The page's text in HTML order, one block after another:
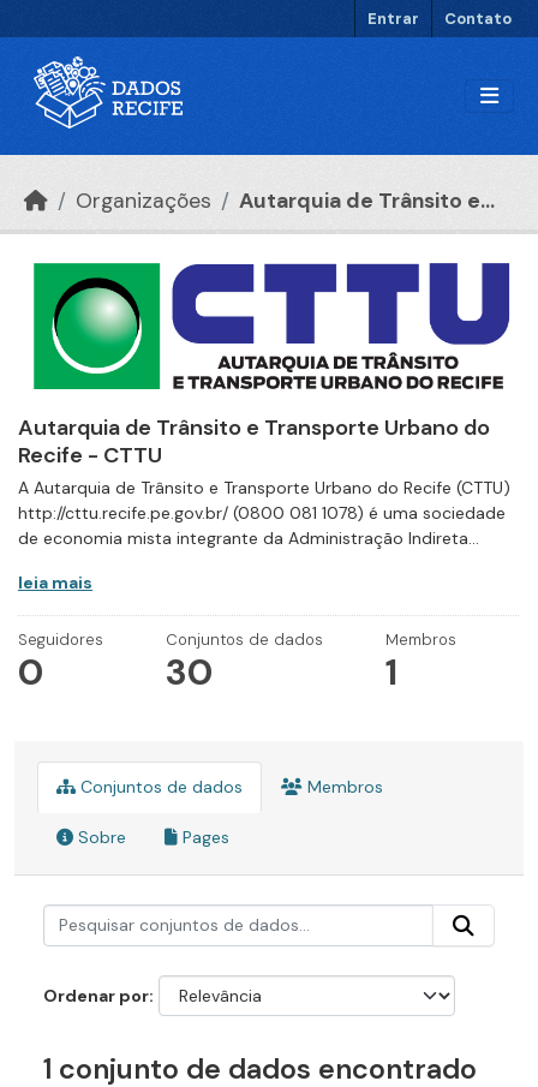
Entrar Contato
Organizações Autarquia de Trânsito e...
Autarquia de Trânsito e Transporte Urbano do
Recife - CTTU
A Autarquia de Trânsito e Transporte Urbano do Recife (CTTU)
http://cttu.recife.pe.gov.br/ (0800 081 1078) é uma sociedade
de economia mista integrante da Administração Indireta...
leia mais
Seguidores
0
Conjuntos de dados
30
Membros
1
Conjuntos de dados Membros
Sobre Pages
Ordenar por
1 conjunto de dados encontrado